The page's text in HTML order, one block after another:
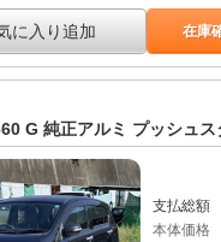
に入り追加 在庫
G 純正アルミ プッシュス
支払総額
本体価格